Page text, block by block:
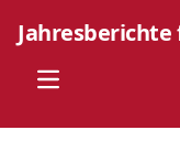
Jahresberichte
Open main menu